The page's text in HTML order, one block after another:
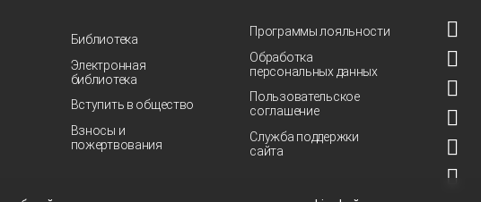
Библиотека
Электронная
библиотека
Вступить в общество
Взносы и
пожертвования
Программы лояльности
Обработка
персональных данных
Пользовательское
соглашение
Служба поддержки
сайта